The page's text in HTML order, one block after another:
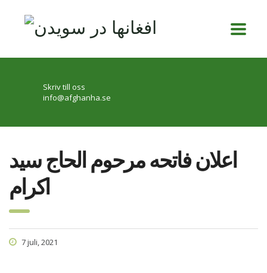
Skriv till oss
info@afghanha.se
اعلان فاتحه مرحوم الحاج سید
اکرام
7 juli, 2021